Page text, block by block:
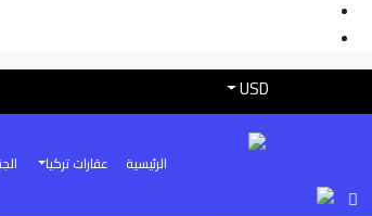
USD
الرئيسية عقارات تركيا